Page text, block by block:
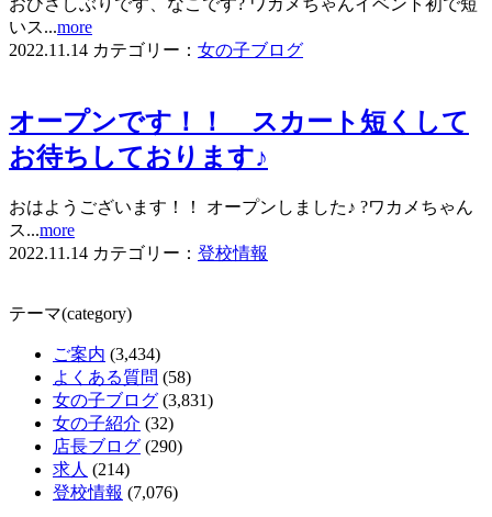
おひさしぶりです、なこです? ワカメちゃんイベント初で短
いス...more
2022.11.14 カテゴリー： 女の子ブログ
オープンです！！ スカート短くして
お待ちしております♪
おはようございます！！ オープンしました♪ ?ワカメちゃん
ス...more
2022.11.14 カテゴリー： 登校情報
テーマ(category)
ご案内 (3,434)
よくある質問 (58)
女の子ブログ (3,831)
女の子紹介 (32)
店長ブログ (290)
求人 (214)
登校情報 (7,076)